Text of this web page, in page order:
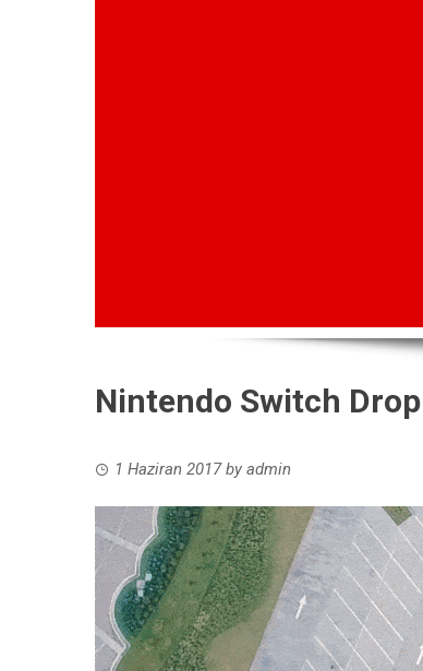
Nintendo Switch
1 Haziran 2017by admin